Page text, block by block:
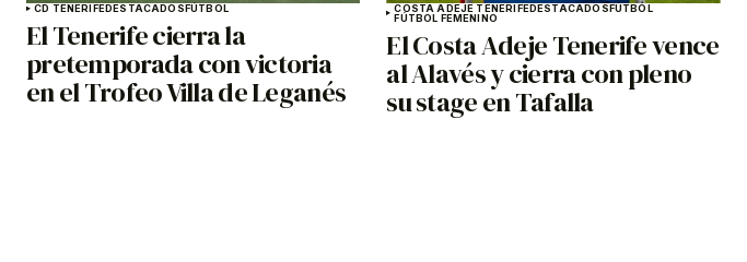
CD TENERIFEDESTACADOSFÚTBOL
El Tenerife cierra la
pretemporada con victoria
en el Trofeo Villa de Leganés
COSTA ADEJE TENERIFEDESTACADOSFÚTBOL
FÚTBOL FEMENINO
El Costa Adeje Tenerife vence
al Alavés y cierra con pleno
su stage en Tafalla